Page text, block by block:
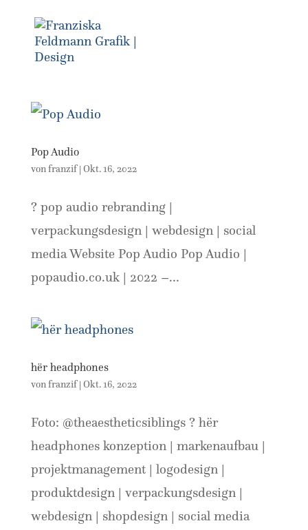
Pop Audio
vonfranzif| Okt. 16, 2022
? pop audio rebranding |
verpackungsdesign | webdesign | social
media Website Pop Audio Pop Audio |
popaudio.co.uk | 2022 –...
hër headphones
vonfranzif| Okt. 16, 2022
Foto: @theaestheticsiblings ? hër
headphones konzeption | markenaufbau |
projektmanagement | logodesign |
produktdesign | verpackungsdesign |
webdesign | shopdesign | social media